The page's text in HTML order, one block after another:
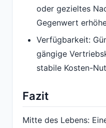
oder gezieltes
Gegenwert
Verfügbarkeit:
gängige
stabile Kosten-
Fazit
Mitte des Lebens: